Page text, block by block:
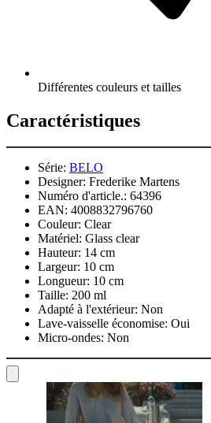
Différentes couleurs et tailles
Caractéristiques
Série: BELO
Designer: Frederike Martens
Numéro d'article.: 64396
EAN: 4008832796760
Couleur: Clear
Matériel: Glass clear
Hauteur: 14 cm
Largeur: 10 cm
Longueur: 10 cm
Taille: 200 ml
Adapté à l'extérieur: Non
Lave-vaisselle économise: Oui
Micro-ondes: Non